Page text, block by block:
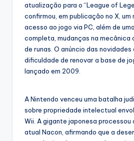
atualização para o “League of
confirmou, em publicação no X,
acesso ao jogo via PC, além de
completa, mudanças na mecânica
de runas. O anúncio das novidades
dificuldade de renovar a base de
lançado em 2009.
A Nintendo venceu uma batalha
sobre propriedade intelectual
Wii. A gigante japonesa processou
atual Nacon, afirmando que a